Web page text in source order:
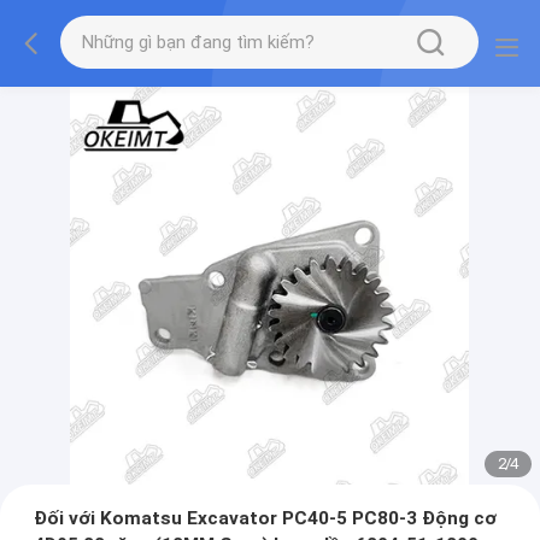
2/4
Đối với Komatsu Excavator PC40-5 PC80-3 Động cơ